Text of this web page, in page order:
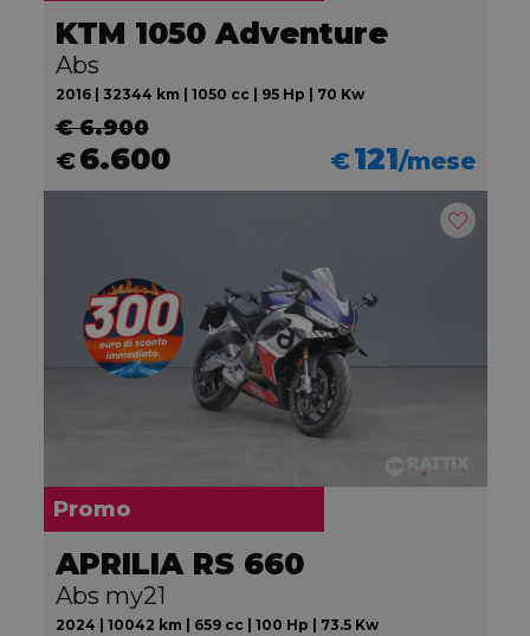
KTM 1050 Adventure
Abs
2016 | 32344 km | 1050 cc | 95 Hp | 70 Kw
€ 6.900
€6.600 €121/mese
Promo
APRILIA RS 660
Abs my21
2024 | 10042 km | 659 cc | 100 Hp | 73.5 Kw